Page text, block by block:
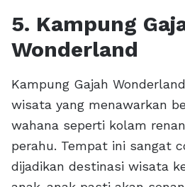
5. Kampung
Wonderland
Kampung Gajah
wisata yang menawarkan
wahana seperti kolam
perahu. Tempat ini sangat
dijadikan destinasi wisata